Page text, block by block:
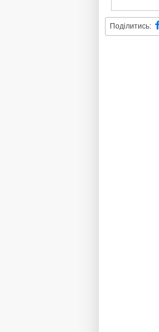
Поділитись: